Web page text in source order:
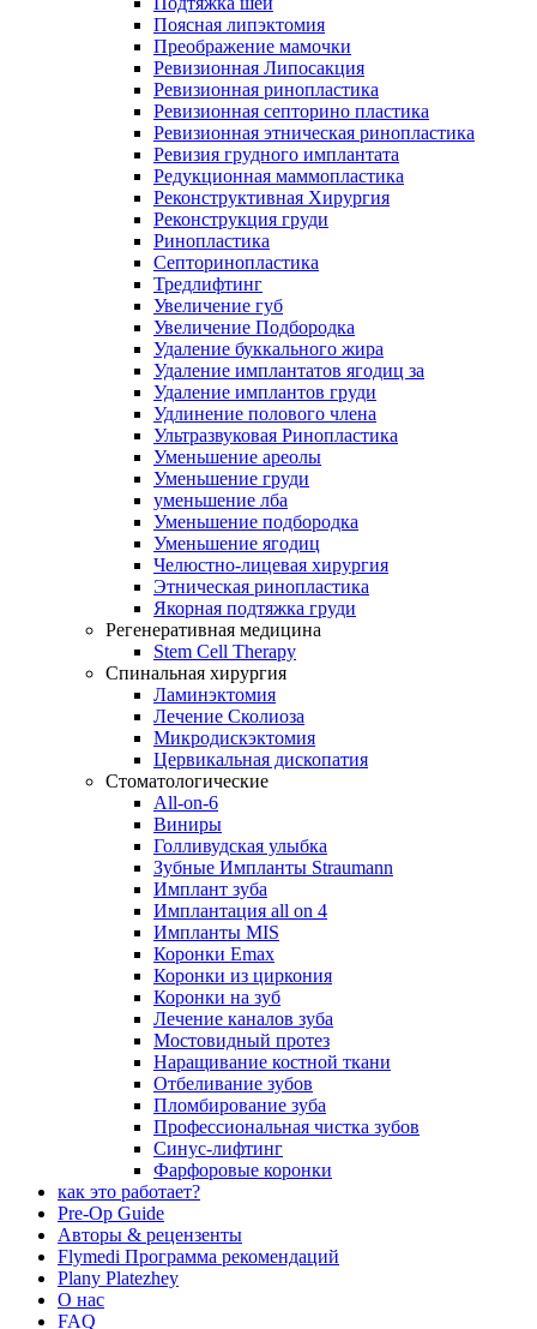
Поясная липэктомия
Преображение мамочки
Ревизионная Липосакция
Ревизионная ринопластика
Ревизионная септорино пластика
Ревизионная этническая ринопластика
Ревизия грудного имплантата
Редукционная маммопластика
Реконструктивная Хирургия
Реконструкция груди
Ринопластика
Септоринопластика
Тредлифтинг
Увеличение губ
Увеличение Подбородка
Удаление буккального жира
Удаление имплантатов ягодиц за
Удаление имплантов груди
Удлинение полового члена
Ультразвуковая Ринопластика
Уменьшение ареолы
Уменьшение груди
уменьшение лба
Уменьшение подбородка
Уменьшение ягодиц
Челюстно-лицевая хирургия
Этническая ринопластика
Якорная подтяжка груди
Регенеративная медицина
Stem Cell Therapy
Спинальная хирургия
Ламинэктомия
Лечение Сколиоза
Микродискэктомия
Цервикальная дископатия
Стоматологические
All-on-6
Виниры
Голливудская улыбка
Зубные Импланты Straumann
Имплант зуба
Имплантация all on 4
Импланты MIS
Коронки Emax
Коронки из циркония
Коронки на зуб
Лечение каналов зуба
Мостовидный протез
Наращивание костной ткани
Отбеливание зубов
Пломбирование зуба
Профессиональная чистка зубов
Синус-лифтинг
Фарфоровые коронки
как это работает?
Pre-Op Guide
Авторы & рецензенты
Flymedi Программа рекомендаций
Plany Platezhey
О нас
FAQ